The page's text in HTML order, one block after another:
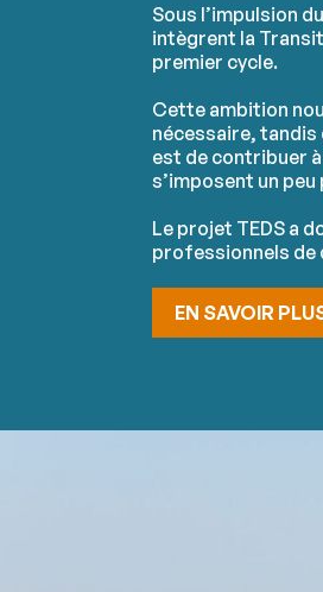
Sous l’impulsion
intègrent la
premier cycle.
Cette ambition
nécessaire, tandis
est de contribuer
s’imposent un
Le projet TEDS a
professionnels de
EN SAVOIR